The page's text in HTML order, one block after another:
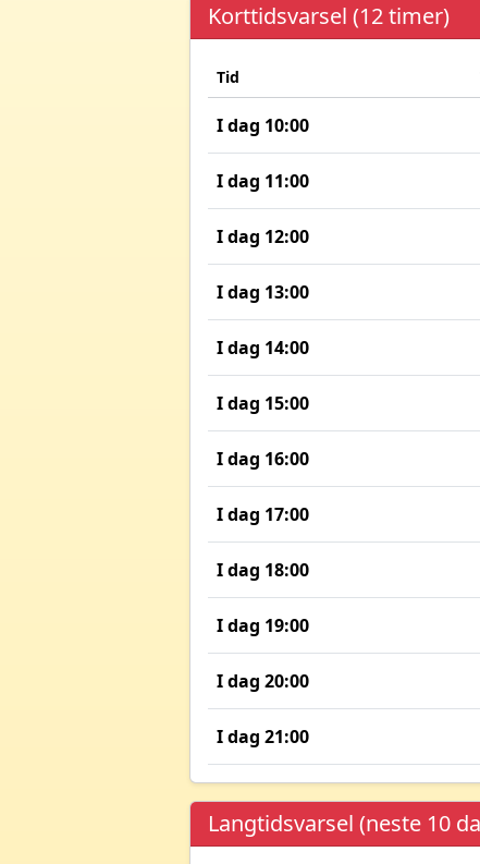
Korttidsvarsel (12 timer)
Tid
I dag 10:00
I dag 11:00
I dag 12:00
I dag 13:00
I dag 14:00
I dag 15:00
I dag 16:00
I dag 17:00
I dag 18:00
I dag 19:00
I dag 20:00
I dag 21:00
Langtidsvarsel (neste 10